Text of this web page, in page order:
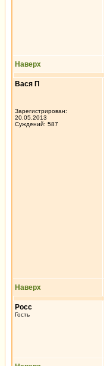
Наверх
Вася П
Зарегистрирован:
20.05.2013
Суждений: 587
Наверх
Росс
Гость